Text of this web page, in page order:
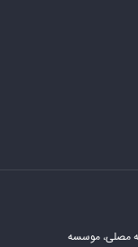
به مصلی، موسسه